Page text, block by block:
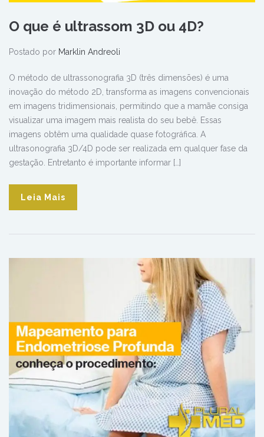
O que é ultrassom 3D ou 4D?
Postado por Marklin Andreoli
O método de ultrassonografia 3D (três dimensões) é uma
inovação do método 2D, transforma as imagens convencionais
em imagens tridimensionais, permitindo que a mamãe consiga
visualizar uma imagem mais realista do seu bebê. Essas
imagens obtêm uma qualidade quase fotográfica. A
ultrasonografia 3D/4D pode ser realizada em qualquer fase da
gestação. Entretanto é importante informar […]
Leia Mais